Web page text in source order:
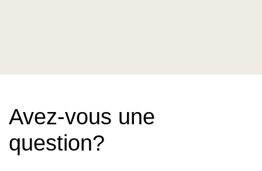
Avez-vous une
question?